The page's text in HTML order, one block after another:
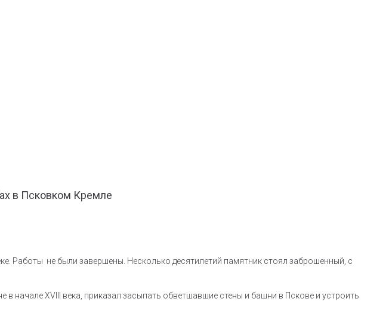
в Псковком Кремле
Работы не были завершены. Несколько десятилетий памятник стоял заброшенный, с
в начале XVIII века, приказал засыпать обветшавшие стены и башни в Пскове и устроить